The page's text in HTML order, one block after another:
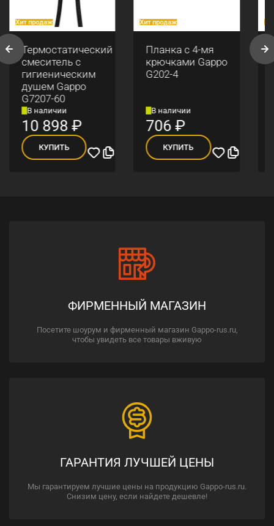
Хит продаж
Термостатический
смеситель с
гигиеническим
душем Gappo
G7207-60
В наличии
10 898₽
КУПИТЬ
Хит продаж
Планка с 4-мя
крючками Gappo
G202-4
В наличии
706₽
КУПИТЬ
ФИРМЕННЫЙ МАГАЗИН
Посетите шоурум и фирменный магазин Gappo-rus.ru,
чтобы увидеть все товары вживую
ГАРАНТИЯ ЛУЧШЕЙ ЦЕНЫ
Мы гарантируем лучшие цены на продукцию Gappo-rus.ru.
Снизим цену, если найдете дешевле!